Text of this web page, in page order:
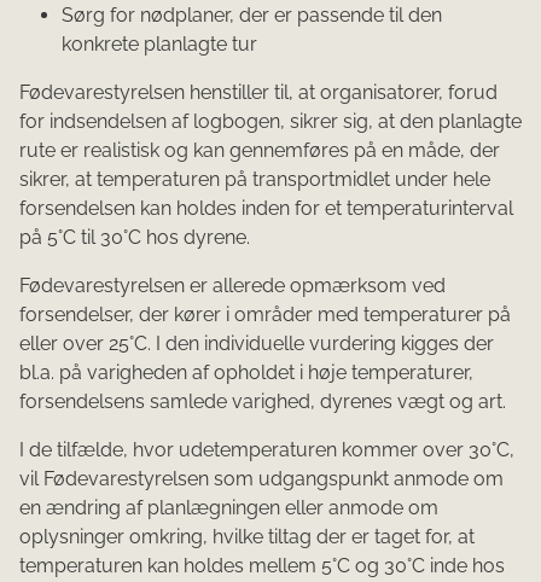
Sørg for nødplaner, der er passende til den
konkrete planlagte tur
Fødevarestyrelsen henstiller til, at organisatorer, forud
for indsendelsen af logbogen, sikrer sig, at den planlagte
rute er realistisk og kan gennemføres på en måde, der
sikrer, at temperaturen på transportmidlet under hele
forsendelsen kan holdes inden for et temperaturinterval
på 5°C til 30°C hos dyrene.
Fødevarestyrelsen er allerede opmærksom ved
forsendelser, der kører i områder med temperaturer på
eller over 25°C. I den individuelle vurdering kigges der
bl.a. på varigheden af opholdet i høje temperaturer,
forsendelsens samlede varighed, dyrenes vægt og art.
I de tilfælde, hvor udetemperaturen kommer over 30°C,
vil Fødevarestyrelsen som udgangspunkt anmode om
en ændring af planlægningen eller anmode om
oplysninger omkring, hvilke tiltag der er taget for, at
temperaturen kan holdes mellem 5°C og 30°C inde hos